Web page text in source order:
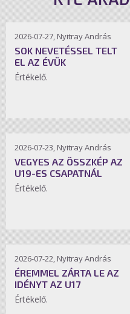
2026-07-27, Nyitray András
SOK NEVETÉSSEL TELT
EL AZ ÉVÜK
Értékelő.
2026-07-23, Nyitray András
VEGYES AZ ÖSSZKÉP AZ
U19-ES CSAPATNÁL
Értékelő.
2026-07-22, Nyitray András
ÉREMMEL ZÁRTA LE AZ
IDÉNYT AZ U17
Értékelő.